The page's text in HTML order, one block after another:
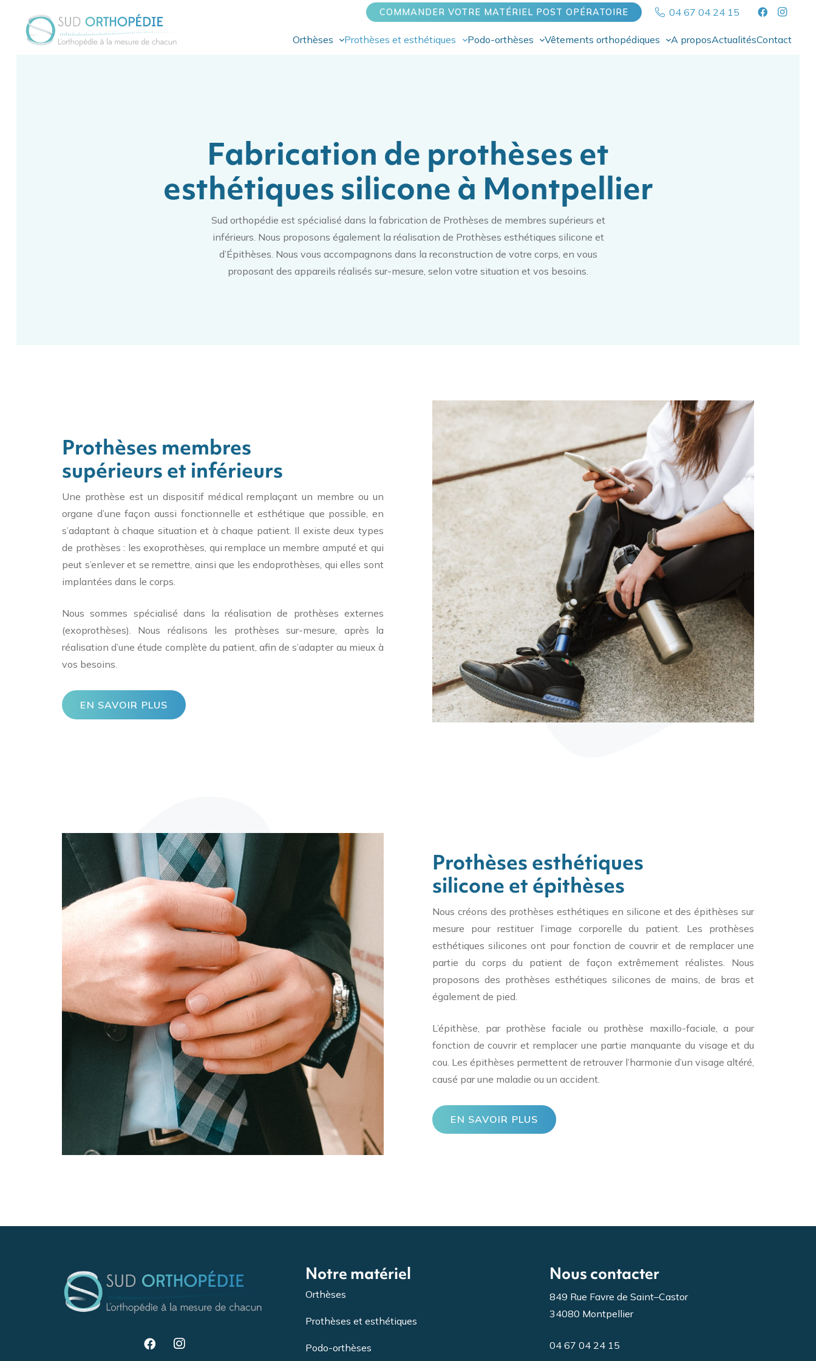
COMMANDER VOTRE MATÉRIEL POST OPÉRATOIRE 04 67 04 24 15
Orthèses Prothèses et esthétiques Podo-orthèses Vêtements orthopédiques A proposActualitésContact
Fabrication de prothèses et
esthétiques silicone à Montpellier
Sud orthopédie est spécialisé dans la fabrication de Prothèses de membres supérieurs et
inférieurs. Nous proposons également la réalisation de Prothèses esthétiques silicone et
d’Épithèses. Nous vous accompagnons dans la reconstruction de votre corps, en vous
proposant des appareils réalisés sur-mesure, selon votre situation et vos besoins.
Prothèses membres
supérieurs et inférieurs
Une prothèse est un dispositif médical remplaçant un membre ou un
organe d’une façon aussi fonctionnelle et esthétique que possible, en
s’adaptant à chaque situation et à chaque patient. Il existe deux types
de prothèses : les exoprothèses, qui remplace un membre amputé et qui
peut s’enlever et se remettre, ainsi que les endoprothèses, qui elles sont
implantées dans le corps.
Nous sommes spécialisé dans la réalisation de prothèses externes
(exoprothèses). Nous réalisons les prothèses sur-mesure, après la
réalisation d’une étude complète du patient, afin de s’adapter au mieux à
vos besoins.
EN SAVOIR PLUS
Prothèses esthétiques
silicone et épithèses
Nous créons des prothèses esthétiques en silicone et des épithèses sur
mesure pour restituer l’image corporelle du patient. Les prothèses
esthétiques silicones ont pour fonction de couvrir et de remplacer une
partie du corps du patient de façon extrêmement réalistes. Nous
proposons des prothèses esthétiques silicones de mains, de bras et
également de pied.
L’épithèse, par prothèse faciale ou prothèse maxillo-faciale, a pour
fonction de couvrir et remplacer une partie manquante du visage et du
cou. Les épithèses permettent de retrouver l’harmonie d’un visage altéré,
causé par une maladie ou un accident.
EN SAVOIR PLUS
Notre matériel
Orthèses
Prothèses et esthétiques
Podo-orthèses
Nous contacter
849 Rue Favre de Saint–Castor
34080 Montpellier
04 67 04 24 15